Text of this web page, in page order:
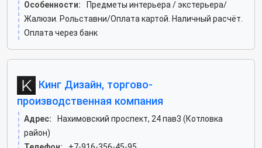
Особенности:
Предметы интерьера / экстерьера/
Жалюзи. Рольставни/Оплата картой. Наличный расчёт.
Оплата через банк
Кинг Дизайн, торгово-
производственная компания
Адрес:
Нахимовский проспект, 24 пав3 (Котловка
район)